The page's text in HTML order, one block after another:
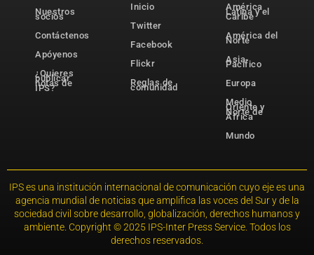
Nuestros
socios
Contáctenos
Apóyenos
¿Quieres
publicar
notas de
IPS?
Inicio
Twitter
Facebook
Flickr
Reglas de
comunidad
América
Latina y el
Caribe
América del
Norte
Asia-
Pacífico
Europa
Medio
Oriente y
Norte de
África
Mundo
IPS es una institución internacional de comunicación cuyo eje es una
agencia mundial de noticias que amplifica las voces del Sur y de la
sociedad civil sobre desarrollo, globalización, derechos humanos y
ambiente. Copyright © 2025 IPS-Inter Press Service. Todos los
derechos reservados.